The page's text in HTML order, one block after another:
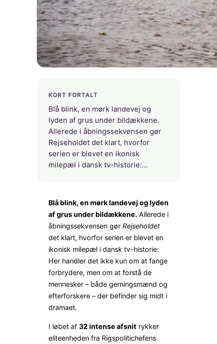
KORT FORTALT
Blå blink, en mørk landevej og
lyden af grus under bildækkene.
Allerede i åbningssekvensen gør
Rejseholdet det klart, hvorfor
serien er blevet en ikonisk
milepæl i dansk tv-historie:…
Blå blink, en mørk landevej og lyden
af grus under bildækkene. Allerede i
åbningssekvensen gør Rejseholdet
det klart, hvorfor serien er blevet en
ikonisk milepæl i dansk tv-historie:
Her handler det ikke kun om at fange
forbrydere, men om at forstå de
mennesker – både gerningsmænd og
efterforskere – der befinder sig midt i
dramaet.
I løbet af 32 intense afsnit rykker
eliteenheden fra Rigspolitichefens